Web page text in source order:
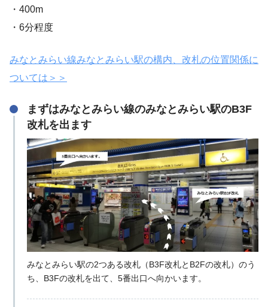
・400m
・6分程度
みなとみらい線みなとみらい駅の構内、改札の位置関係に
ついては＞＞
まずはみなとみらい線のみなとみらい駅のB3F
改札を出ます
みなとみらい駅の2つある改札（B3F改札とB2Fの改札）のう
ち、B3Fの改札を出て、5番出口へ向かいます。